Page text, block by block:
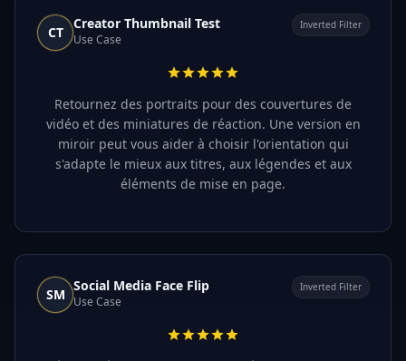
CT
Creator Thumbnail Test
Use Case
Inverted Filter
Retournez des portraits pour des couvertures de
vidéo et des miniatures de réaction. Une version en
miroir peut vous aider à choisir l'orientation qui
s'adapte le mieux aux titres, aux légendes et aux
éléments de mise en page.
SM
Social Media Face Flip
Use Case
Inverted Filter